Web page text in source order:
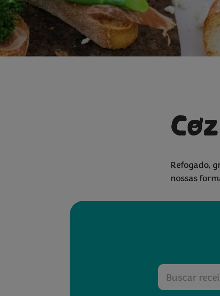
Refogado,
nossas